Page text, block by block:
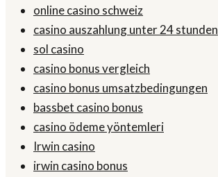
online casino schweiz
casino auszahlung unter 24 stunden
sol casino
casino bonus vergleich
casino bonus umsatzbedingungen
bassbet casino bonus
casino ödeme yöntemleri
Irwin casino
irwin casino bonus